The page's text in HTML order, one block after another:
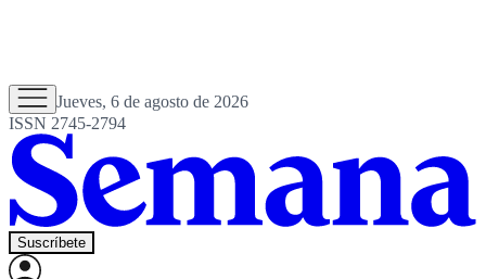
Jueves, 6 de agosto de 2026
ISSN 2745-2794
Suscríbete